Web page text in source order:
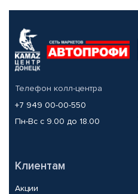
Телефон колл-центра
+7 949 00-00-550
Пн-Вс с 9.00 до 18.00
Клиентам
Акции